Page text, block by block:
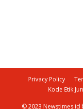
Privacy Policy
Kode Etik
© 2023 Newstimes.id